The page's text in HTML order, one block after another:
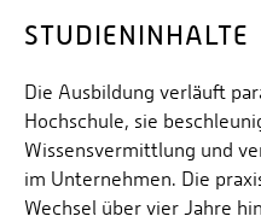
STUDIENINHALTE
Die Ausbildung verläuft
Hochschule, sie
Wissensvermittlung und
im Unternehmen. Die
Wechsel über vier Jahre